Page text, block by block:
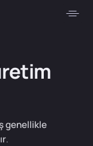
genellikle
.